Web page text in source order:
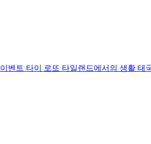
이벤트 타이 로또 타일랜드에서의 생활 태